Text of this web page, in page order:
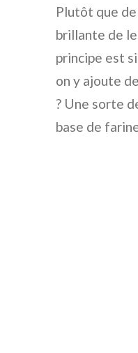
Plutôt que
brillante de
principe est
on y ajoute
? Une sorte
base de